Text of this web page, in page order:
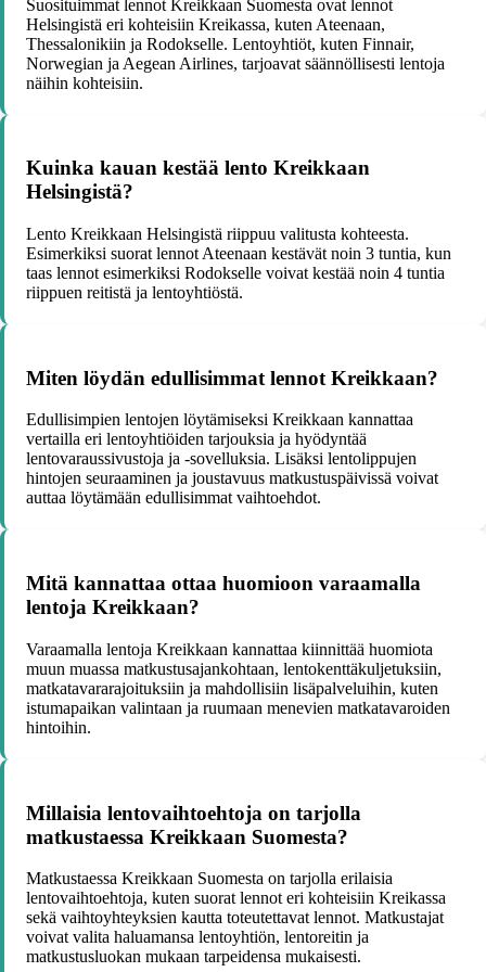
Suosituimmat lennot Kreikkaan Suomesta ovat lennot
Helsingistä eri kohteisiin Kreikassa, kuten Ateenaan,
Thessalonikiin ja Rodokselle. Lentoyhtiöt, kuten Finnair,
Norwegian ja Aegean Airlines, tarjoavat säännöllisesti lentoja
näihin kohteisiin.
Kuinka kauan kestää lento Kreikkaan
Helsingistä?
Lento Kreikkaan Helsingistä riippuu valitusta kohteesta.
Esimerkiksi suorat lennot Ateenaan kestävät noin 3 tuntia, kun
taas lennot esimerkiksi Rodokselle voivat kestää noin 4 tuntia
riippuen reitistä ja lentoyhtiöstä.
Miten löydän edullisimmat lennot Kreikkaan?
Edullisimpien lentojen löytämiseksi Kreikkaan kannattaa
vertailla eri lentoyhtiöiden tarjouksia ja hyödyntää
lentovaraussivustoja ja -sovelluksia. Lisäksi lentolippujen
hintojen seuraaminen ja joustavuus matkustuspäivissä voivat
auttaa löytämään edullisimmat vaihtoehdot.
Mitä kannattaa ottaa huomioon varaamalla
lentoja Kreikkaan?
Varaamalla lentoja Kreikkaan kannattaa kiinnittää huomiota
muun muassa matkustusajankohtaan, lentokenttäkuljetuksiin,
matkatavararajoituksiin ja mahdollisiin lisäpalveluihin, kuten
istumapaikan valintaan ja ruumaan menevien matkatavaroiden
hintoihin.
Millaisia lentovaihtoehtoja on tarjolla
matkustaessa Kreikkaan Suomesta?
Matkustaessa Kreikkaan Suomesta on tarjolla erilaisia
lentovaihtoehtoja, kuten suorat lennot eri kohteisiin Kreikassa
sekä vaihtoyhteyksien kautta toteutettavat lennot. Matkustajat
voivat valita haluamansa lentoyhtiön, lentoreitin ja
matkustusluokan mukaan tarpeidensa mukaisesti.